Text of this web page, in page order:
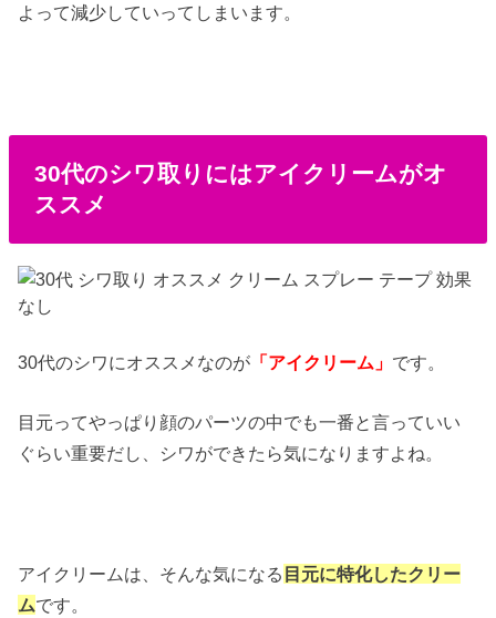
よって減少していってしまいます。
30代のシワ取りにはアイクリームがオ
ススメ
30代のシワにオススメなのが 「アイクリーム」 です。
目元ってやっぱり顔のパーツの中でも一番と言っていい
ぐらい重要だし、シワができたら気になりますよね。
アイクリームは、そんな気になる 目元に特化したクリー
ムです。